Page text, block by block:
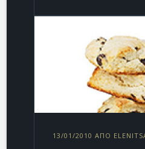
13/01/2010 ΑΠΌ